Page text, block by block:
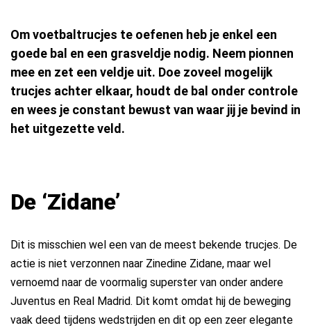
Om voetbaltrucjes te oefenen heb je enkel een
goede bal en een grasveldje nodig. Neem pionnen
mee en zet een veldje uit. Doe zoveel mogelijk
trucjes achter elkaar, houdt de bal onder controle
en wees je constant bewust van waar jij je bevind in
het uitgezette veld.
De ‘Zidane’
Dit is misschien wel een van de meest bekende trucjes. De
actie is niet verzonnen naar Zinedine Zidane, maar wel
vernoemd naar de voormalig superster van onder andere
Juventus en Real Madrid. Dit komt omdat hij de beweging
vaak deed tijdens wedstrijden en dit op een zeer elegante